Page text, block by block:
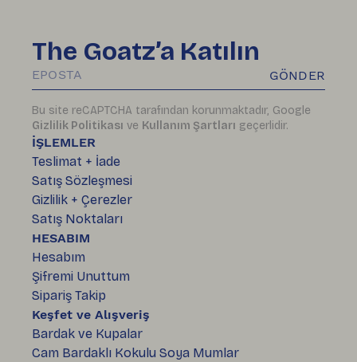
İŞLEMLER
Teslimat + İade
Satış Sözleşmesi
Gizlilik + Çerezler
Satış Noktaları
HESABIM
Hesabım
Şifremi Unuttum
Sipariş Takip
Keşfet ve Alışveriş
Bardak ve Kupalar
Cam Bardaklı Kokulu Soya Mumlar
The Goatz’a Katılın
GÖNDER
Bu site reCAPTCHA tarafından korunmaktadır, Google
Gizlilik Politikası ve Kullanım Şartları geçerlidir.